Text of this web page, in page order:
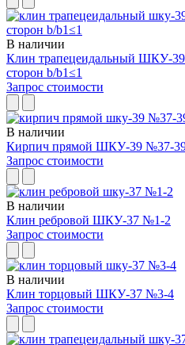
В наличии
Клин трапецеидальный ШКУ-
сторон b/b1≤1
Запрос стоимости
В наличии
Кирпич прямой ШКУ-39 №37-
Запрос стоимости
В наличии
Клин ребровой ШКУ-37 №1-2
Запрос стоимости
В наличии
Клин торцовый ШКУ-37 №3-4
Запрос стоимости